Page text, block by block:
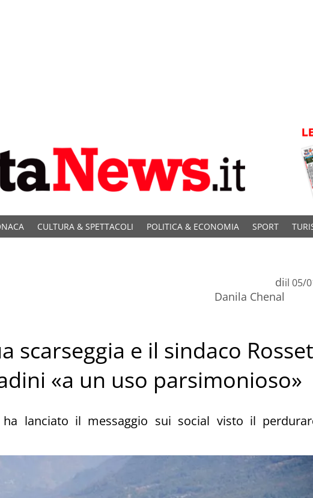
CULTURA & SPETTACOLI POLITICA & ECONOMIA SPORT
di
Danila Chenal
il 05/
scarseggia e il sindaco Rosset
«a un uso parsimonioso»
lanciato il messaggio sui social visto il